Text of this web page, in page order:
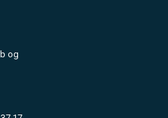
og